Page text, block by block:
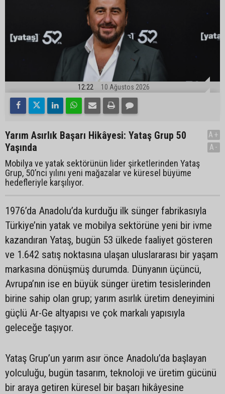
12:22 10 Ağustos 2026
Yarım Asırlık Başarı Hikâyesi: Yataş Grup 50
Yaşında
Mobilya ve yatak sektörünün lider şirketlerinden Yataş
Grup, 50’nci yılını yeni mağazalar ve küresel büyüme
hedefleriyle karşılıyor.
A+
A-
1976’da Anadolu’da kurduğu ilk sünger fabrikasıyla
Türkiye’nin yatak ve mobilya sektörüne yeni bir ivme
kazandıran Yataş, bugün 53 ülkede faaliyet gösteren
ve 1.642 satış noktasına ulaşan uluslararası bir yaşam
markasına dönüşmüş durumda. Dünyanın üçüncü,
Avrupa’nın ise en büyük sünger üretim tesislerinden
birine sahip olan grup; yarım asırlık üretim deneyimini
güçlü Ar-Ge altyapısı ve çok markalı yapısıyla
geleceğe taşıyor.
Yataş Grup’un yarım asır önce Anadolu’da başlayan
yolculuğu, bugün tasarım, teknoloji ve üretim gücünü
bir araya getiren küresel bir başarı hikâyesine